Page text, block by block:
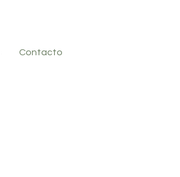
Contacto